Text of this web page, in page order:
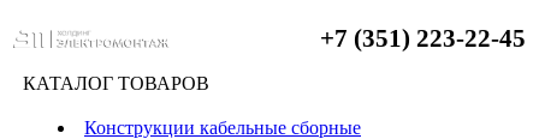
+7 (351) 223-22-45
КАТАЛОГ ТОВАРОВ
Конструкции кабельные сборные